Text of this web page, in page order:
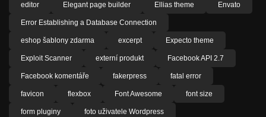
editor Elegant page builder Ellias theme Envato
Error Establishing a Database Connection
eshop šablony zdarma excerpt Expecto theme
Exploit Scanner externí produkt Facebook API 2.7
Facebook komentáře fakerpress fatal error
favicon flexbox Font Awesome font size
form pluginy foto uživatele Wordpress